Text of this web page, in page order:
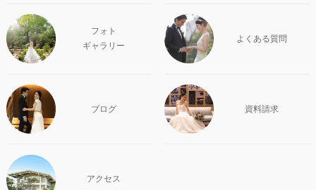
フォト
ギャラリー
よくある質問
ブログ 資料請求
アクセス